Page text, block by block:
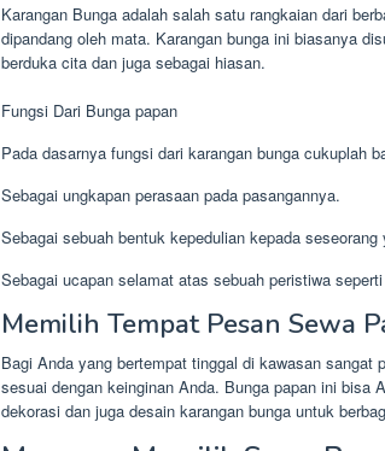
Karangan Bunga adalah salah satu rangkaian dari
dipandang oleh mata. Karangan bunga ini biasanya
berduka cita dan juga sebagai hiasan.
Fungsi Dari Bunga papan
Pada dasarnya fungsi dari karangan bunga cukuplah
Sebagai ungkapan perasaan pada pasangannya.
Sebagai sebuah bentuk kepedulian kepada
Sebagai ucapan selamat atas sebuah peristiwa
Memilih Tempat Pesan Sewa
Bagi Anda yang bertempat tinggal di kawasan sangat
sesuai dengan keinginan Anda. Bunga papan ini bisa
dekorasi dan juga desain karangan bunga untuk